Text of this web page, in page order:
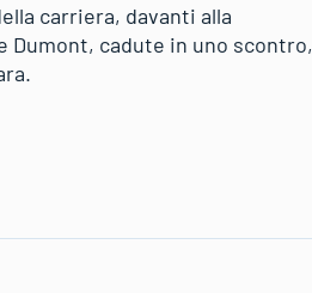
carriera, davanti alla
Dumont, cadute in uno scontro,